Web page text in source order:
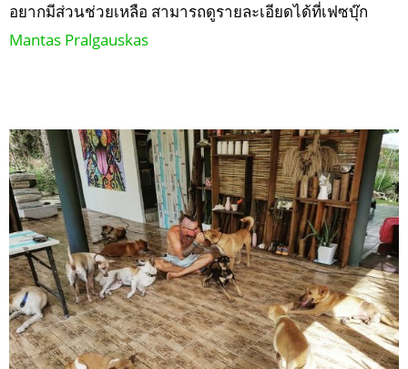
อยากมีส่วนช่วยเหลือ สามารถดูรายละเอียดได้ที่เฟซบุ๊ก
Mantas Pralgauskas